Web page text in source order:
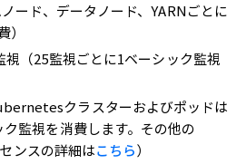
ード、データノード、YARNごとに
（25監視ごとに1ベーシック監視
クラスターおよびポッドは
監視を消費します。その他の
ンスの詳細はこちら）